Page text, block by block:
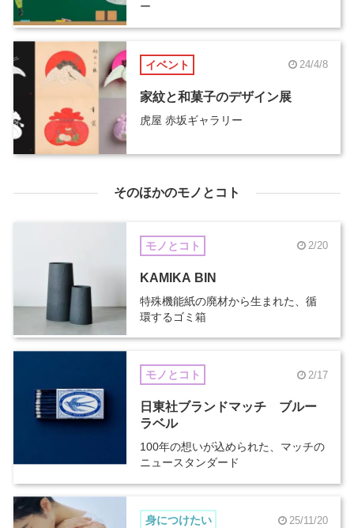
ー
イベント 24/4/8
家紋と和菓子のデザイン展
虎屋 赤坂ギャラリー
そのほかのモノとコト
モノとコト 2/20
KAMIKA BIN
特殊機能紙の廃材から生まれた、循
環するゴミ箱
モノとコト 2/17
日東社ブランドマッチ ブルー
ラベル
100年の想いが込められた、マッチの
ニュースタンダード
身につけたい 25/11/20